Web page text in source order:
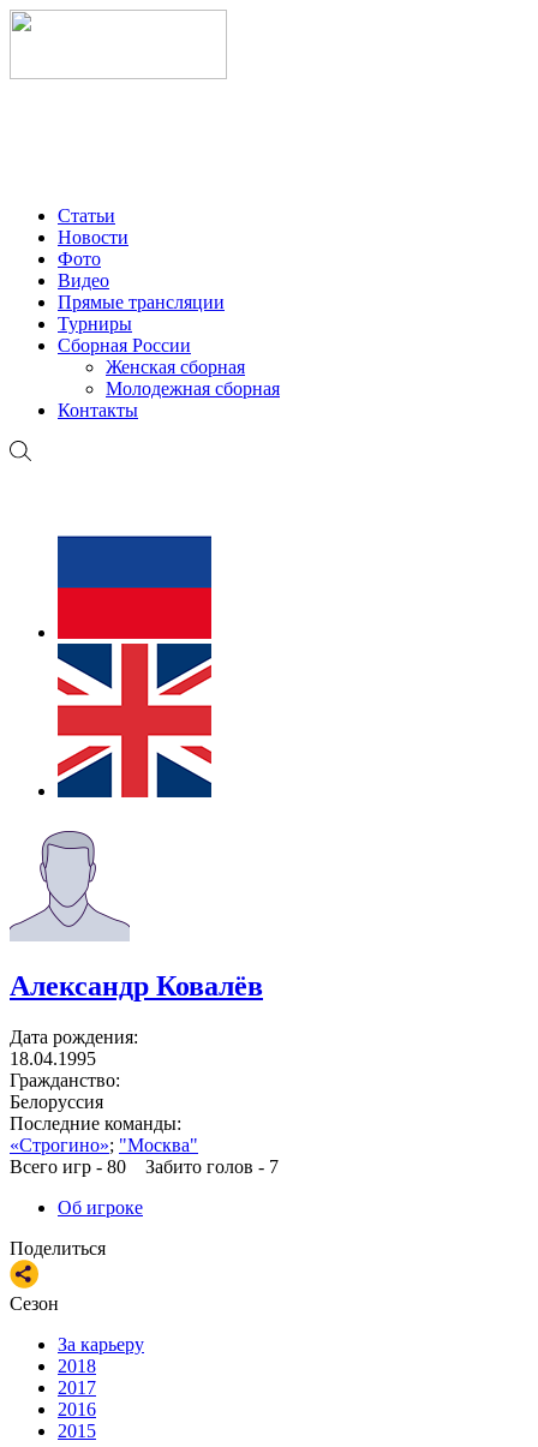
Статьи
Новости
Фото
Видео
Прямые трансляции
Турниры
Сборная России
Женская сборная
Молодежная сборная
Контакты
Александр Ковалёв
Дата рождения:
18.04.1995
Гражданство:
Белоруссия
Последние команды:
«Строгино»; "Москва"
Всего игр - 80 Забито голов - 7
Об игроке
Поделиться
Сезон
За карьеру
2018
2017
2016
2015